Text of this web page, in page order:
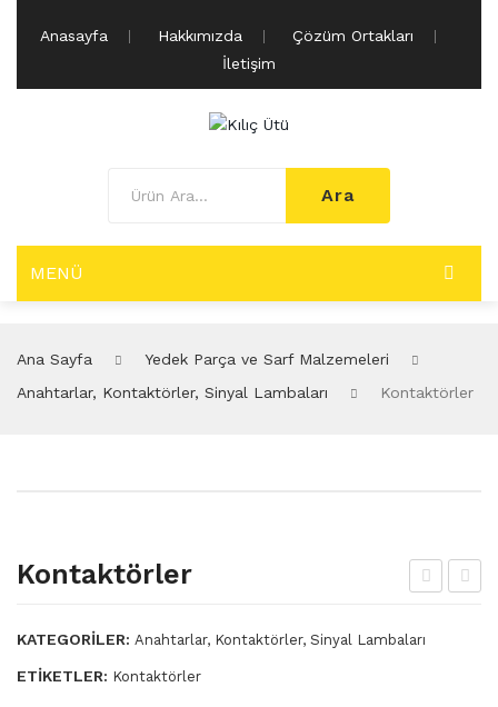
Anasayfa Hakkımızda
Çözüm Ortakları
İletişim
Ara
MENÜ
Elektrikli Otomatik Buhar Jeneratörleri
Kazan Grubu
Ana Sayfa
Yedek Parça ve Sarf Malzemeleri
Anahtarlar, Kontaktörler, Sinyal Lambaları
Kontaktörler
ı
Kontaktörler
KATEGORILER: Anahtarlar, Kontaktörler, Sinyal Lambaları
ETIKETLER: Kontaktörler